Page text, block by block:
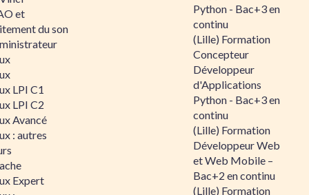
et
du son
LPI C1
LPI C2
Avancé
: autres
Expert
Python - Bac+3 en
continu
(Lille) Formation
Concepteur
Développeur
d'Applications
Python - Bac+3 en
continu
(Lille) Formation
Développeur Web
et Web Mobile –
Bac+2 en continu
(Lille) Formation